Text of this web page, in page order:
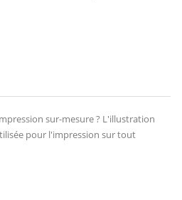
sur-mesure ? L'illustration
pour l'impression sur tout